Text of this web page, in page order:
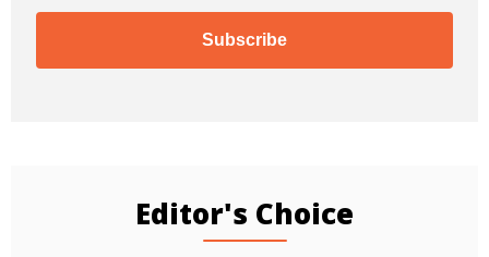
Subscribe
Editor's Choice